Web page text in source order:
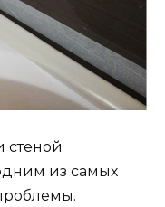
стеной
из самых